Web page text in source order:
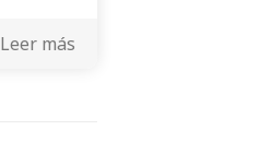
Leer más